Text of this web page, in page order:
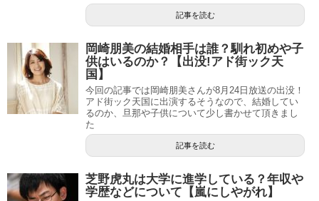
記事を読む
岡崎朋美の結婚相手は誰？馴れ初めや子
供はいるのか？【出没!アド街ック天
国】
今回の記事では岡崎朋美さんが8月24日放送の出没！
アド街ック天国に出演するそうなので、結婚してい
るのか、旦那や子供について少し書かせて頂きまし
た
記事を読む
芝野虎丸は大学に進学している？年収や
学歴などについて【嵐にしやがれ】